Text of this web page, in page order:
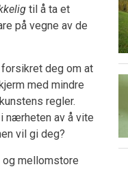
til å ta et
på vegne av de
deg om at
med mindre
regler.
nærheten av å vite
vil gi deg?
og mellomstore